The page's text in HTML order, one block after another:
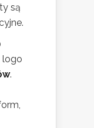
są
logo
.